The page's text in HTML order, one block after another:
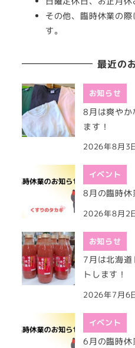
その他、臨時休業の
す。
最近の
お知らせ
8月は爽やか
ます！
2026年8月3
イベント
8月の臨時休
2026年8月2
お知らせ
7月は北海
トします！
2026年7月6
イベント
6月の臨時休